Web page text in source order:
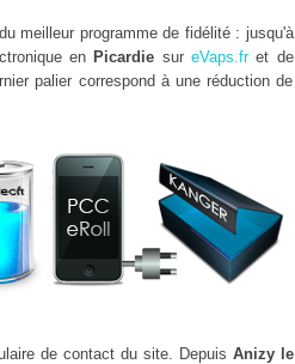
meilleur programme de fidélité : jusqu'à
en Picardie sur eVaps.fret de
palier correspond à une réduction de
de contact du site. Depuis Anizy le